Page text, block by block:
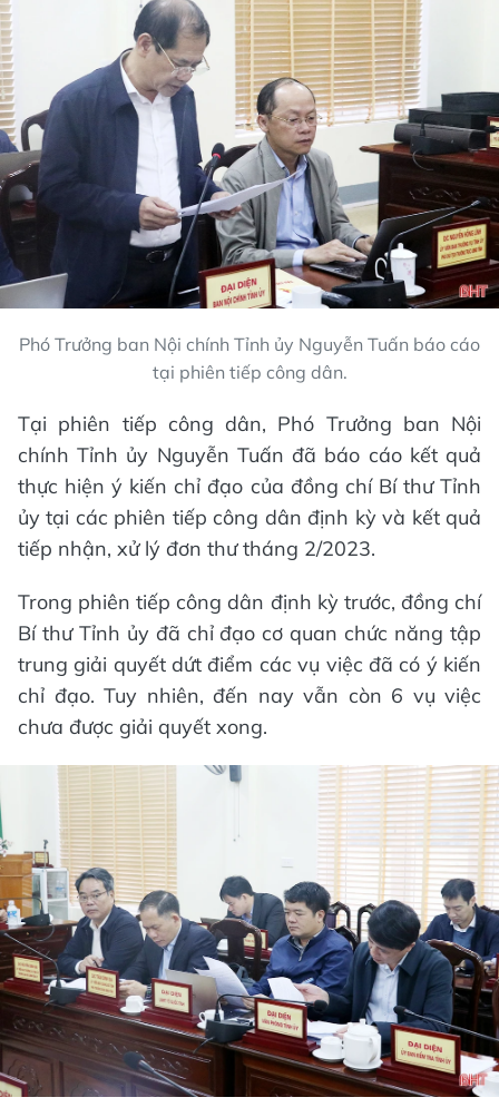
Phó Trưởng ban Nội chính Tỉnh ủy Nguyễn Tuấn báo cáo
tại phiên tiếp công dân.
Tại phiên tiếp công dân, Phó Trưởng ban Nội
chính Tỉnh ủy Nguyễn Tuấn đã báo cáo kết quả
thực hiện ý kiến chỉ đạo của đồng chí Bí thư Tỉnh
ủy tại các phiên tiếp công dân định kỳ và kết quả
tiếp nhận, xử lý đơn thư tháng 2/2023.
Trong phiên tiếp công dân định kỳ trước, đồng chí
Bí thư Tỉnh ủy đã chỉ đạo cơ quan chức năng tập
trung giải quyết dứt điểm các vụ việc đã có ý kiến
chỉ đạo. Tuy nhiên, đến nay vẫn còn 6 vụ việc
chưa được giải quyết xong.